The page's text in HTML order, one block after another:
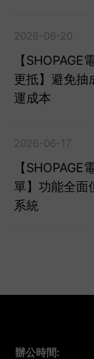
2026-06-20
【
更抵】避免抽
運成本
2026-06-17
【
單】功能全面
系統
辦公時間: